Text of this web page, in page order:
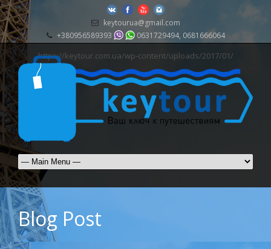
keytourua@gmail.com
+380956589393
0631729494, 0681666064
https://keytour.com.ua/wp-content/uploads/2017/01/
Blog Post